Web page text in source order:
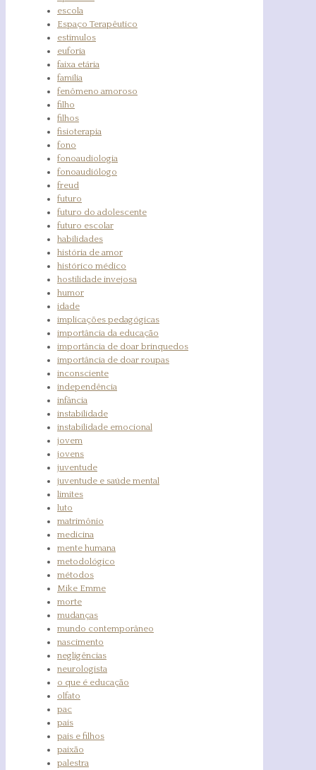
escola
Espaço Terapêutico
estímulos
euforia
faixa etária
família
fenômeno amoroso
filho
filhos
fisioterapia
fono
fonoaudiologia
fonoaudiólogo
freud
futuro
futuro do adolescente
futuro escolar
habilidades
história de amor
histórico médico
hostilidade invejosa
humor
idade
implicações pedagógicas
importância da educação
importância de doar brinquedos
importância de doar roupas
inconsciente
independência
infância
instabilidade
instabilidade emocional
jovem
jovens
juventude
juventude e saúde mental
limites
luto
matrimônio
medicina
mente humana
metodológico
métodos
Mike Emme
morte
mudanças
mundo contemporâneo
nascimento
negligências
neurologista
o que é educação
olfato
pac
pais
pais e filhos
paixão
palestra